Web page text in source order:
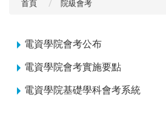
首頁 院級會考
電資學院會考公布
電資學院會考實施要點
電資學院基礎學科會考系統